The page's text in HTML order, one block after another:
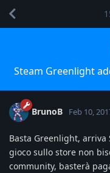
Steam Greenlight
BrunoB Feb 10,
Basta Greenlight,
gioco sullo store non
community, basterà